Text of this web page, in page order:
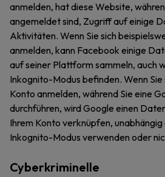
anmelden, hat diese Website,
angemeldet sind, Zugriff auf einige
Aktivitäten. Wenn Sie sich
anmelden, kann Facebook einige
auf seiner Plattform sammeln, auch
Inkognito-Modus befinden. Wenn
Konto anmelden, während Sie eine
durchführen, wird Google einen
Ihrem Konto verknüpfen, unabhängig
Inkognito-Modus verwenden oder
Cyberkriminelle